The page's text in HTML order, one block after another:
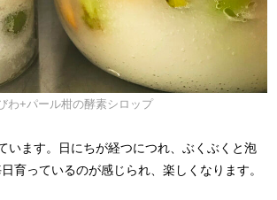
わ+パール柑の酵素シロップ
います。日にちが経つにつれ、ぶくぶくと泡
育っているのが感じられ、楽しくなります。